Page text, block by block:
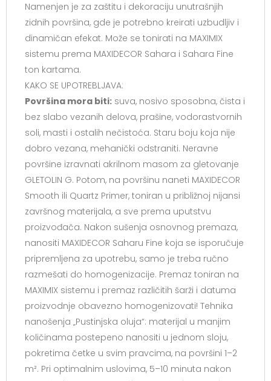
Namenjen je za zaštitu i dekoraciju unutrašnjih
zidnih površina, gde je potrebno kreirati uzbudljiv i
dinamičan efekat. Može se tonirati na MAXIMIX
sistemu prema MAXIDECOR Sahara i Sahara Fine
ton kartama.
KAKO SE UPOTREBLJAVA:
Površina mora biti: suva, nosivo sposobna, čista i
bez slabo vezanih delova, prašine, vodorastvornih
soli, masti i ostalih nečistoća. Staru boju koja nije
dobro vezana, mehanički odstraniti. Neravne
površine izravnati akrilnom masom za gletovanje
GLETOLIN G. Potom, na površinu naneti MAXIDECOR
Smooth ili Quartz Primer, toniran u približnoj nijansi
završnog materijala, a sve prema uputstvu
proizvođača. Nakon sušenja osnovnog premaza,
nanositi MAXIDECOR Saharu Fine koja se isporučuje
pripremljena za upotrebu, samo je treba ručno
razmešati do homogenizacije. Premaz toniran na
MAXIMIX sistemu i premaz različitih šarži i datuma
proizvodnje obavezno homogenizovati! Tehnika
nanošenja „Pustinjska oluja“: materijal u manjim
količinama postepeno nanositi u jednom sloju,
pokretima četke u svim pravcima, na površini 1–2
m². Pri optimalnim uslovima, 5–10 minuta nakon